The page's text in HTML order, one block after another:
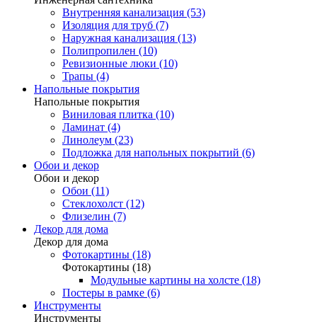
Внутренняя канализация (53)
Изоляция для труб (7)
Наружная канализация (13)
Полипропилен (10)
Ревизионные люки (10)
Трапы (4)
Напольные покрытия
Напольные покрытия
Виниловая плитка (10)
Ламинат (4)
Линолеум (23)
Подложка для напольных покрытий (6)
Обои и декор
Обои и декор
Обои (11)
Стеклохолст (12)
Флизелин (7)
Декор для дома
Декор для дома
Фотокартины (18)
Фотокартины (18)
Модульные картины на холсте (18)
Постеры в рамке (6)
Инструменты
Инструменты